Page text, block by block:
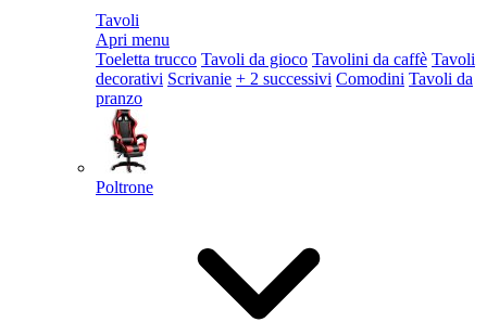
Tavoli
Apri menu
Toeletta trucco Tavoli da gioco Tavolini da caffè Tavoli
decorativi Scrivanie + 2 successivi Comodini Tavoli da
pranzo
Poltrone